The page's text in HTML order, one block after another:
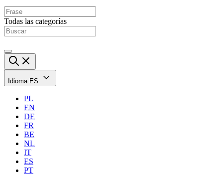
Todas las categorías
Idioma ES
PL
EN
DE
FR
BE
NL
IT
ES
PT